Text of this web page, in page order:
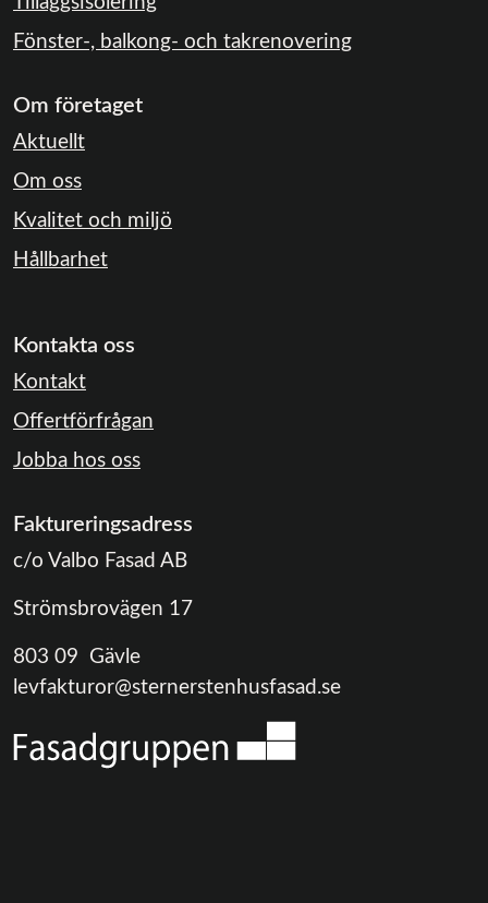
Fönster-, balkong- och takrenovering
Om företaget
Aktuellt
Om oss
Kvalitet och miljö
Hållbarhet
Kontakta oss
Kontakt
Offertförfrågan
Jobba hos oss
Faktureringsadress
c/o Valbo Fasad AB
Strömsbrovägen 17
803 09 Gävle
levfakturor@sternerstenhusfasad.se